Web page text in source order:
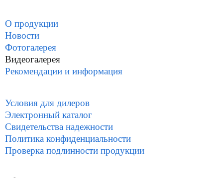
О продукции
Новости
Фотогалерея
Видеогалерея
Рекомендации и информация
Условия для дилеров
Электронный каталог
Свидетельства надежности
Политика конфиденциальности
Проверка подлинности продукции